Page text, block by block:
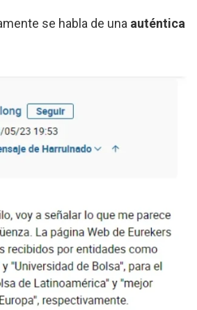
se habla de una auténtica